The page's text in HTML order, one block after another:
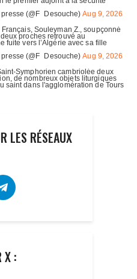
LES RÉSEAUX
X :